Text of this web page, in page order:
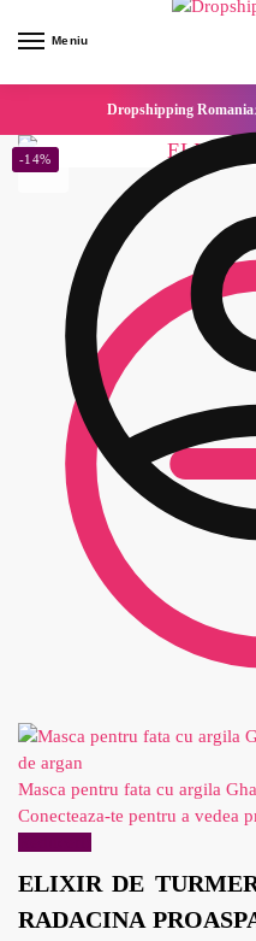
Meniu
Dropshipping
Masca pentru fata cu argila
Conecteaza-te pentru a vedea
ELIXIR DE
RADACINA
-14%